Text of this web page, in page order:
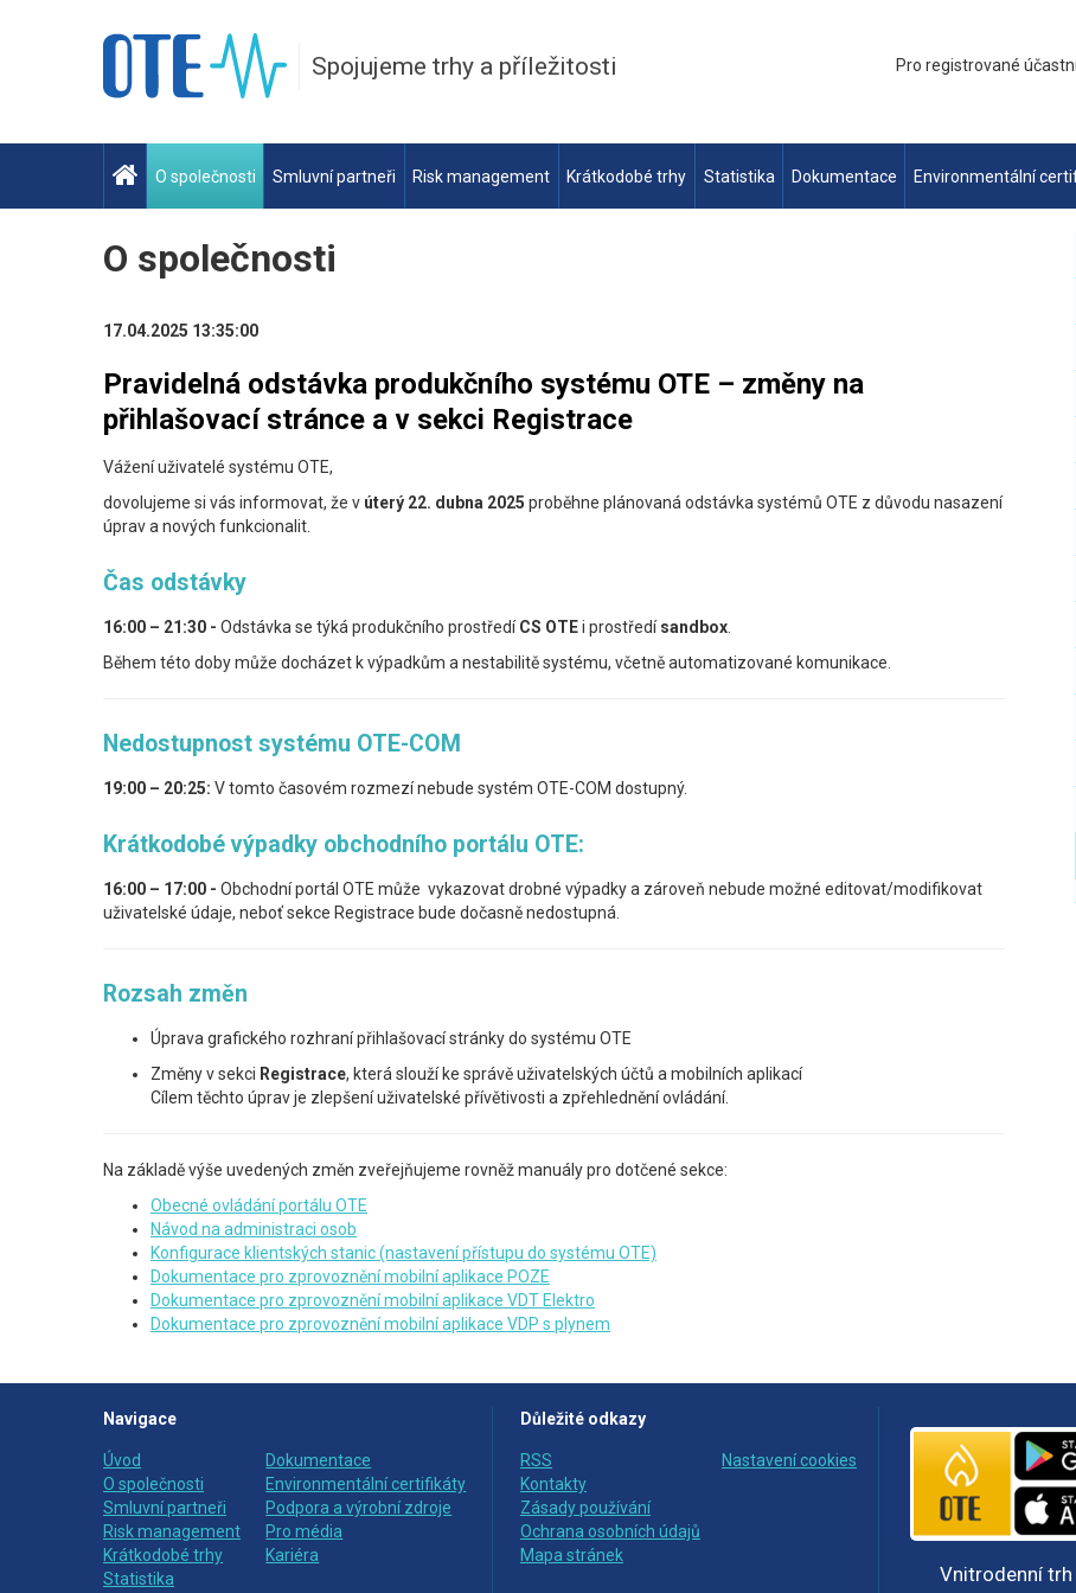
Spojujeme trhy a příležitosti Pro registrované
O společnosti Smluvní partneři Risk management Krátkodobé trhy Statistika Dokumentace Environmentální
O společnosti
17.04.2025 13:35:00
Pravidelná odstávka produkčního systému OTE – změny na
přihlašovací stránce a v sekci Registrace
Vážení uživatelé systému OTE,
dovolujeme si vás informovat, že v úterý 22. dubna 2025 proběhne plánovaná odstávka systémů OTE z důvodu nasazení
úprav a nových funkcionalit.
Čas odstávky
16:00 – 21:30 - Odstávka se týká produkčního prostředíCS OTEi prostředísandbox
Během této doby může docházet k výpadkům a nestabilitě systému, včetně automatizované komunikace.
Nedostupnost systému OTE-COM
19:00 – 20:25: V tomto časovém rozmezí nebude systém OTE-COM dostupný.
Krátkodobé výpadky obchodního portálu OTE:
16:00 – 17:00 - Obchodní portál OTE může vykazovat drobné výpadky a zároveň nebude možné editovat/modifikovat
uživatelské údaje, neboť sekce Registrace bude dočasně nedostupná.
Rozsah změn
Úprava grafického rozhraní přihlašovací stránky do systému OTE
Změny v sekci Registrace, která slouží ke správě uživatelských účtů a mobilních aplikací
Cílem těchto úprav je zlepšení uživatelské přívětivosti a zpřehlednění ovládání.
Na základě výše uvedených změn zveřejňujeme rovněž manuály pro dotčené sekce:
Obecné ovládání portálu OTE
Návod na administraci osob
Konfigurace klientských stanic (nastavení přístupu do systému OTE)
Dokumentace pro zprovoznění mobilní aplikace POZE
Dokumentace pro zprovoznění mobilní aplikace VDT Elektro
Dokumentace pro zprovoznění mobilní aplikace VDP s plynem
Navigace
Úvod
O společnosti
Smluvní partneři
Risk management
Krátkodobé trhy
Statistika
Dokumentace
Environmentální certifikáty
Podpora a výrobní zdroje
Pro média
Kariéra
Důležité odkazy
RSS
Kontakty
Zásady používání
Ochrana osobních údajů
Mapa stránek
Nastavení cookies
Vnitrodenní trh